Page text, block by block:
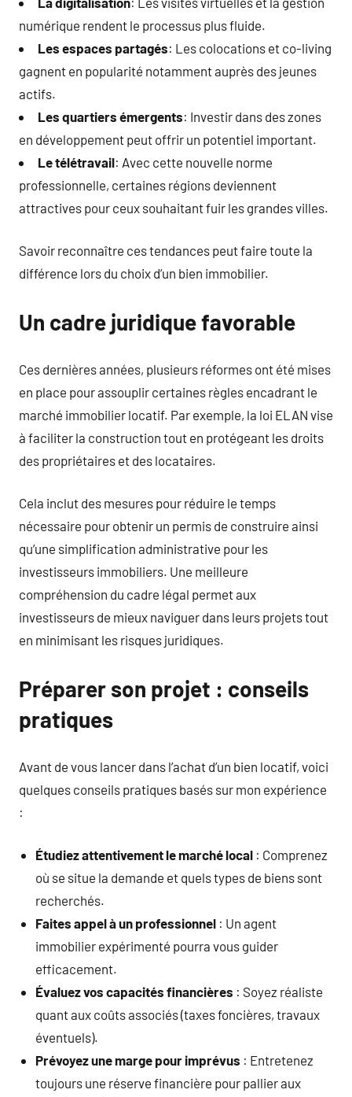
numérique rendent le processus plus fluide.
Les espaces partagés: Les colocations et co-living
gagnent en popularité notamment auprès des jeunes
actifs.
Les quartiers émergents: Investir dans des zones
en développement peut offrir un potentiel important.
Le télétravail: Avec cette nouvelle norme
professionnelle, certaines régions deviennent
attractives pour ceux souhaitant fuir les grandes villes.
Savoir reconnaître ces tendances peut faire toute la
différence lors du choix d’un bien immobilier.
Un cadre juridique favorable
Ces dernières années, plusieurs réformes ont été mises
en place pour assouplir certaines règles encadrant le
marché immobilier locatif. Par exemple, la loi ELAN vise
à faciliter la construction tout en protégeant les droits
des propriétaires et des locataires.
Cela inclut des mesures pour réduire le temps
nécessaire pour obtenir un permis de construire ainsi
qu’une simplification administrative pour les
investisseurs immobiliers. Une meilleure
compréhension du cadre légal permet aux
investisseurs de mieux naviguer dans leurs projets tout
en minimisant les risques juridiques.
Préparer son projet : conseils
pratiques
Avant de vous lancer dans l’achat d’un bien locatif, voici
quelques conseils pratiques basés sur mon expérience
:
Étudiez attentivement le marché local : Comprenez
où se situe la demande et quels types de biens sont
recherchés.
Faites appel à un professionnel : Un agent
immobilier expérimenté pourra vous guider
efficacement.
Évaluez vos capacités financières : Soyez réaliste
quant aux coûts associés (taxes foncières, travaux
éventuels).
Prévoyez une marge pour imprévus : Entretenez
toujours une réserve financière pour pallier aux